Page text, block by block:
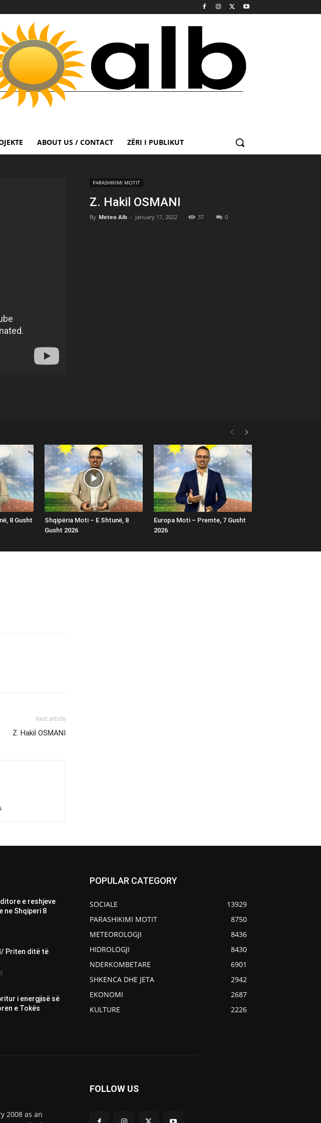
ABOUT US / CONTACT ZËRI I PUBLIKUT
PARASHIKIMI MOTIT
Z. Hakil OSMANI
By Meteo Alb - January 17, 2022 37 0
8 Gusht
Shqipëria Moti – E Shtunë, 8
Gusht 2026
Europa Moti – Premte, 7 Gusht
2026
Next article
Z. Hakil OSMANI
e reshjeve
ne Shqiperi 8
Priten ditë të
i energjisë së
e Tokës
POPULAR CATEGORY
SOCIALE
13929
PARASHIKIMI MOTIT
8750
METEOROLOGJI
8436
HIDROLOGJI
8430
NDERKOMBETARE
6901
SHKENCA DHE JETA
2942
EKONOMI
2687
KULTURE
2226
2008 as an
FOLLOW US